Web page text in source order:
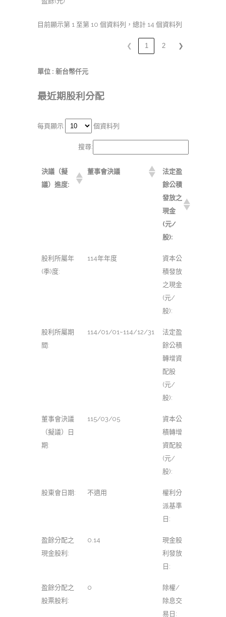
目前顯示第 1 至第 10 個資料列，總計 14 個資料列
❮ 1 2 ❯
單位 : 新台幣仟元
最近期股利分配
每頁顯示 個資料列
搜尋:
決議（擬
議）進度:
董事會決議
法定盈
餘公積
發放之
現金
(元/
股):
股利所屬年
(季)度:
114年年度
資本公
積發放
之現金
(元/
股):
股利所屬期
間:
114/01/01~114/12/31
法定盈
餘公積
轉增資
配股
(元/
股):
董事會決議
（擬議）日
期:
115/03/05
資本公
積轉增
資配股
(元/
股):
股東會日期: 不適用
權利分
派基準
日:
盈餘分配之
現金股利:
0.14
現金股
利發放
日:
盈餘分配之
股票股利:
0
除權/
除息交
易日: